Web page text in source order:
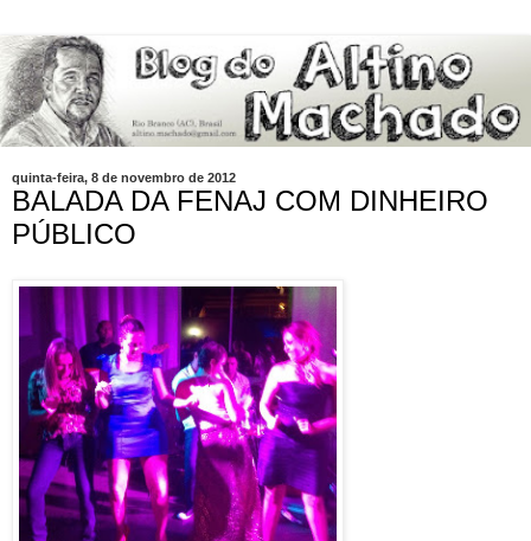
quinta-feira, 8 de novembro de 2012
BALADA DA FENAJ COM DINHEIRO
PÚBLICO